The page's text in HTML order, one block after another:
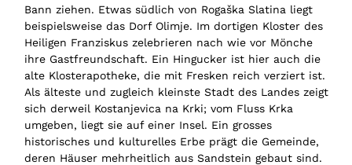
Bann ziehen. Etwas südlich von Rogaška Slatina liegt
beispielsweise das Dorf Olimje. Im dortigen Kloster des
Heiligen Franziskus zelebrieren nach wie vor Mönche
ihre Gastfreundschaft. Ein Hingucker ist hier auch die
alte Klosterapotheke, die mit Fresken reich verziert ist.
Als älteste und zugleich kleinste Stadt des Landes zeigt
sich derweil Kostanjevica na Krki; vom Fluss Krka
umgeben, liegt sie auf einer Insel. Ein grosses
historisches und kulturelles Erbe prägt die Gemeinde,
deren Häuser mehrheitlich aus Sandstein gebaut sind.